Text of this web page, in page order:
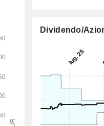
Dividendo/